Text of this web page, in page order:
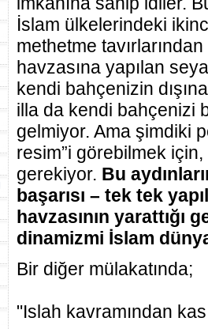
İslam ülkelerindeki
methetme
havzasına yapılan
kendi bahçenizin
illa da kendi bahçenizi
gelmiyor. Ama şimdiki
resim”i görebilmek
gerekiyor. Bu
başarısı – tek tek
havzasının yarattığı
dinamizmi İslam
Bir diğer mülakatında;
"Islah kavramından